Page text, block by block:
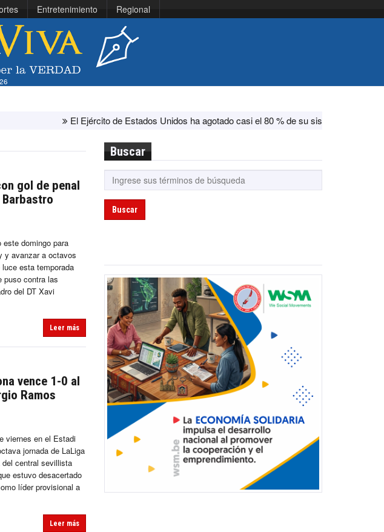
Entretenimiento Regional
El Ejército de Estados Unidos ha agotado casi el 80 % de su sistema antimisiles, según CNN
gol de penal
este domingo para
y avanzar a octavos
esta temporada
puso contra las
del DT Xavi
Leer más
vence 1-0 al
Ramos
viernes en el Estadi
jornada de LaLiga
central sevillista
estuvo desacertado
líder provisional a
Leer más
Buscar
Buscar